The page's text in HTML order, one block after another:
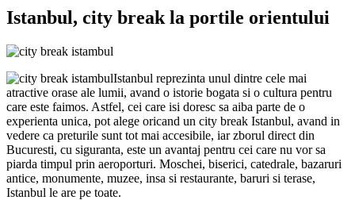
Istanbul, city break la portile orientului
Istanbul reprezinta unul dintre cele mai
atractive orase ale lumii, avand o istorie bogata si o cultura pentru
care este faimos. Astfel, cei care isi doresc sa aiba parte de o
experienta unica, pot alege oricand un city break Istanbul, avand in
vedere ca preturile sunt tot mai accesibile, iar zborul direct din
Bucuresti, cu siguranta, este un avantaj pentru cei care nu vor sa
piarda timpul prin aeroporturi. Moschei, biserici, catedrale, bazaruri
antice, monumente, muzee, insa si restaurante, baruri si terase,
Istanbul le are pe toate.